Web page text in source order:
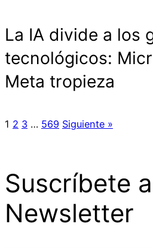
La IA divide a los
tecnológicos:
Meta tropieza
1 2 3 … 569 Siguiente »
Suscríbete
Newsletter